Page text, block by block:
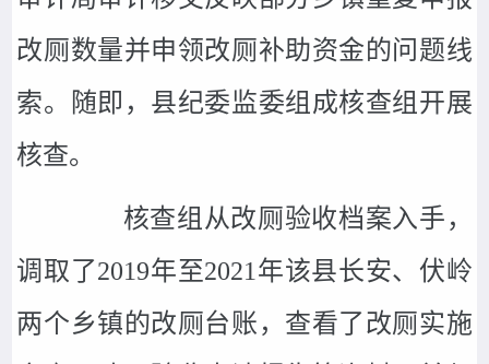
改厕数量并申领改厕补助资金的问题线
索。随即，县纪委监委组成核查组开展
核查。
核查组从改厕验收档案入手，
调取了2019年至2021年该县长安、伏岭
两个乡镇的改厕台账，查看了改厕实施